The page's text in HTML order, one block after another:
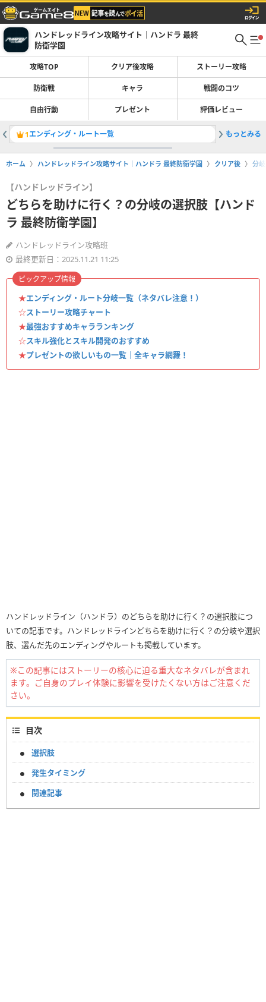
ハンドレッドライン攻略サイト｜ハンドラ 最終
防衛学園
攻略TOP クリア後攻略 ストーリー攻略
防衛戦 キャラ 戦闘のコツ
自由行動 プレゼント 評価レビュー
1エンディング・ルート一覧 2推理編
もっとみる
ホーム ハンドレッドライン攻略サイト｜ハンドラ 最終防衛学園 クリア後 分
【ハンドレッドライン】
どちらを助けに行く？の分岐の選択肢【ハンド
ラ 最終防衛学園】
ハンドレッドライン攻略班
最終更新日：2025.11.21 11:25
★エンディング・ルート分岐一覧（ネタバレ注意！）
☆ストーリー攻略チャート
★最強おすすめキャラランキング
☆スキル強化とスキル開発のおすすめ
★プレゼントの欲しいもの一覧｜全キャラ網羅！
ピックアップ情報
ハンドレッドライン（ハンドラ）のどちらを助けに行く？の選択肢につ
いての記事です。ハンドレッドラインどちらを助けに行く？の分岐や選択
肢、選んだ先のエンディングやルートも掲載しています。
※この記事にはストーリーの核心に迫る重大なネタバレが含まれ
ます。ご自身のプレイ体験に影響を受けたくない方はご注意くだ
さい。
目次
選択肢
発生タイミング
関連記事